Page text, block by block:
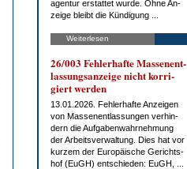
agen­tur er­stat­tet wur­de. Oh­ne An­
zei­ge bleibt die Kün­di­gung ...
Weiterlesen
26/003 Feh­ler­haf­te Mas­sen­ent­
las­sungs­an­zei­ge nicht kor­ri­
giert wer­den
13.01.2026. Feh­ler­haf­te An­zei­gen
von Mas­sen­ent­las­sun­gen ver­hin­
dern die Auf­ga­ben­wahr­neh­mung
der Ar­beits­ver­wal­tung. Dies hat vor
kur­zem der Eu­ro­päi­sche Ge­richts­
hof (EuGH) ent­schie­den: EuGH, ...